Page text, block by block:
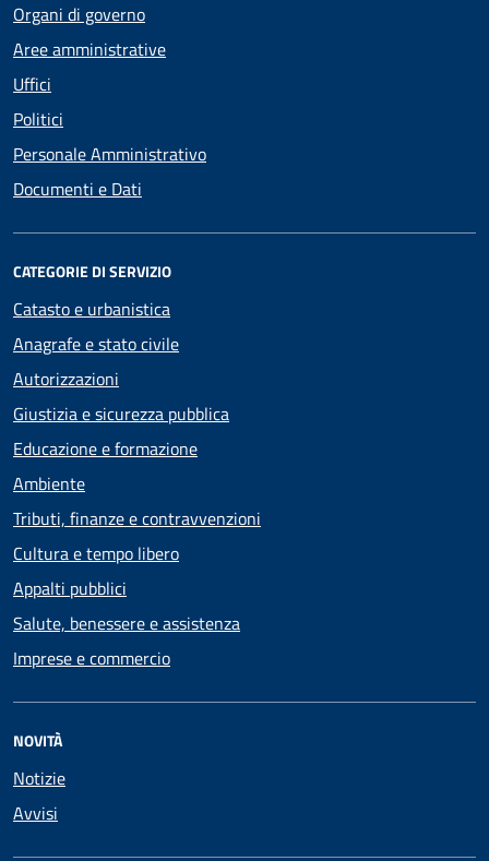
Organi di governo
Aree amministrative
Uffici
Politici
Personale Amministrativo
Documenti e Dati
CATEGORIE DI SERVIZIO
Catasto e urbanistica
Anagrafe e stato civile
Autorizzazioni
Giustizia e sicurezza pubblica
Educazione e formazione
Ambiente
Tributi, finanze e contravvenzioni
Cultura e tempo libero
Appalti pubblici
Salute, benessere e assistenza
Imprese e commercio
NOVITÀ
Notizie
Avvisi